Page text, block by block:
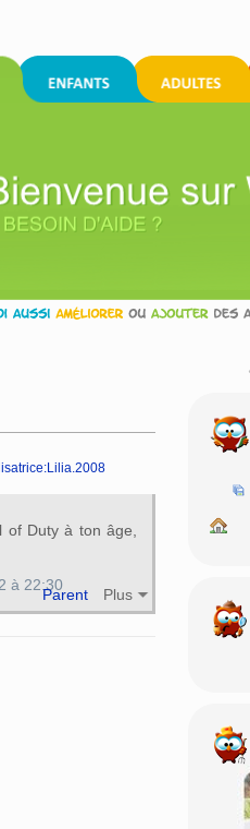
Duty à ton âge,
Parent Plus
à 22:30